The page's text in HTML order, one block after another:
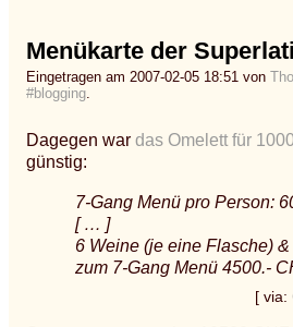
Menükarte der
Eingetragen am 2007-02-05 18:51 von
#blogging.
Dagegen war das Omelett für
günstig:
7-Gang Menü pro Person:
[ … ]
6 Weine (je eine Flasche)
zum 7-Gang Menü 4500.-
[ via: